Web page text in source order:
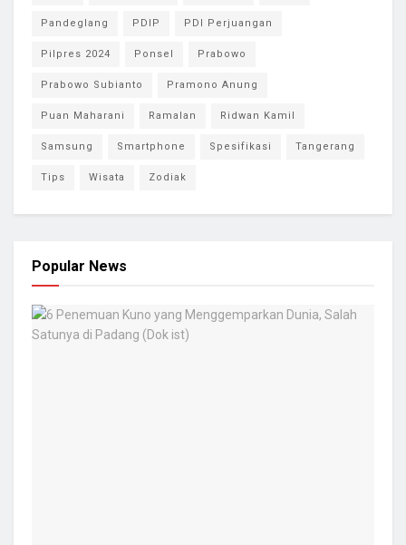
Pandeglang PDIP PDI Perjuangan
Pilpres 2024 Ponsel Prabowo
Prabowo Subianto Pramono Anung
Puan Maharani Ramalan Ridwan Kamil
Samsung Smartphone Spesifikasi Tangerang
Tips Wisata Zodiak
Popular News